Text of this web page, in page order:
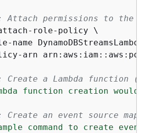
Attach permissions to the
attach-role-policy \
name
arn
Create a Lambda function
function creation would
Create an event source
command to create event